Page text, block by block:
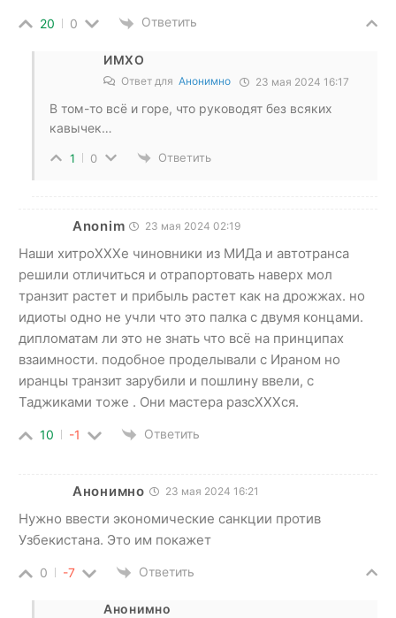
20 0 Ответить
ИМХО
Ответ для Анонимно 23 мая 2024 16:17
В том-то всё и горе, что руководят без всяких
кавычек…
1 0 Ответить
Anonim 23 мая 2024 02:19
Наши хитроХХХе чиновники из МИДа и автотранса
решили отличиться и отрапортовать наверх мол
транзит растет и прибыль растет как на дрожжах. но
идиоты одно не учли что это палка с двумя концами.
дипломатам ли это не знать что всё на принципах
взаимности. подобное проделывали с Ираном но
иранцы транзит зарубили и пошлину ввели, с
Таджиками тоже . Они мастера разсХХХся.
10 -1 Ответить
Анонимно 23 мая 2024 16:21
Нужно ввести экономические санкции против
Узбекистана. Это им покажет
0 -7 Ответить
Анонимно